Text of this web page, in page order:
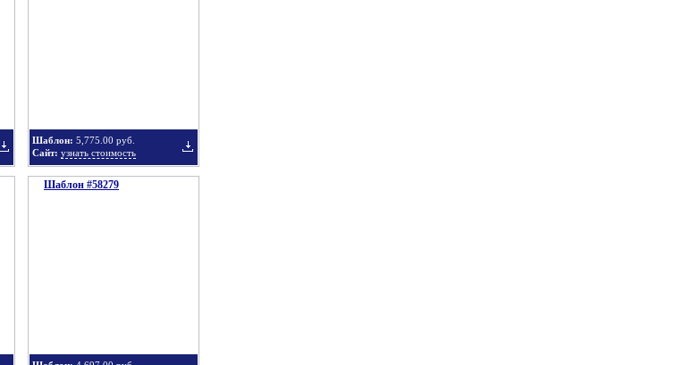
Шаблон: 5,775.00 руб.
Сайт: узнать стоимость
Шаблон #58279